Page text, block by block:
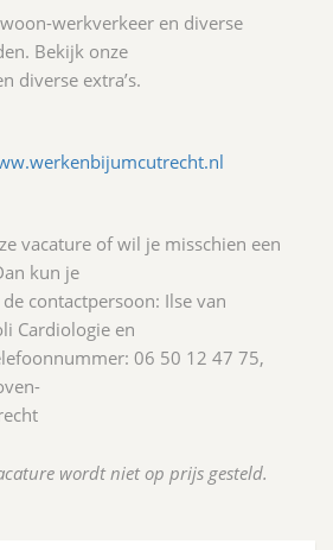
werkverkeer en diverse
Bekijk onze
diverse extra’s.
vacature of wil je misschien een
kun je
contactpersoon: Ilse van
Cardiologie en
06 50 12 47 75,
wordt niet op prijs gesteld.